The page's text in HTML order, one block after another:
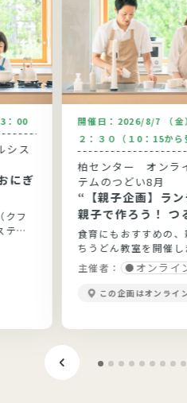
：00
シス
にぎ
クフ
テム
開催日： 2026/8/7 （金
２：３０（１0：15から
柏センター オンラ
テムのつどい8月
“【親子企画】ラ
親子で作ろう！ つ
手打ちうどん”
食育にもおすすめの
ちうどん教室を開催し
主催者：
オンライ
この企画はオンライ